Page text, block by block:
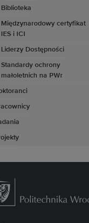
Biblioteka
Międzynarodowy certyfikat
IES i ICI
Liderzy Dostępności
Standardy ochrony
małoletnich na PWr